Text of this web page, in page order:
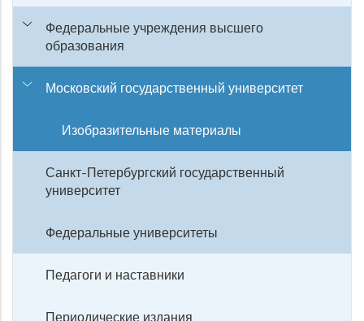
Федеральные учреждения высшего
образования
Московский государственный университет
Изобразительные материалы
Санкт-Петербургский государственный
университет
Федеральные университеты
Педагоги и наставники
Периодические издания